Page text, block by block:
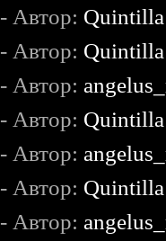
- Автор: Quintilla
- Автор: Quintilla
- Автор:
- Автор: Quintilla
- Автор:
- Автор: Quintilla
- Автор: